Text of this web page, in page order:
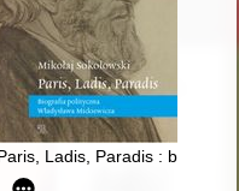
w Towarzystwie
Ladis, Paradis : biografia